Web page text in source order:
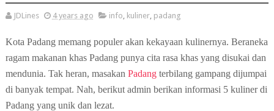
JDLines 4 years ago info, kuliner, padang
Kota Padang memang populer akan kekayaan kulinernya. Beraneka
ragam makanan khas Padang punya cita rasa khas yang disukai dan
mendunia. Tak heran, masakan Padang terbilang gampang dijumpai
di banyak tempat. Nah, berikut admin berikan informasi 5 kuliner di
Padang yang unik dan lezat.